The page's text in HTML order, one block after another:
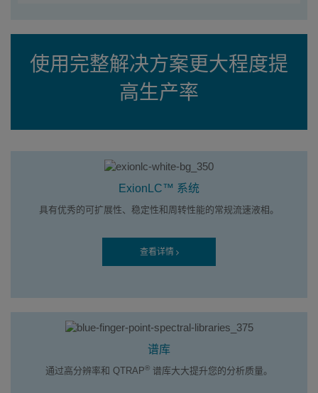
使用完整解决方案更大程度提
高生产率
ExionLC™ 系统
具有优秀的可扩展性、稳定性和周转性能的常规流速液相。
查看详情
谱库
通过高分辨率和 QTRAP® 谱库大大提升您的分析质量。